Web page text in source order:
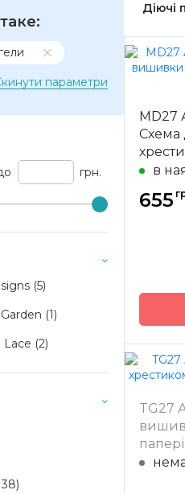
параметри
грн.
(5)
(1)
(2)
Діючі
MD27
в
655
Країна
Розмір
TG27